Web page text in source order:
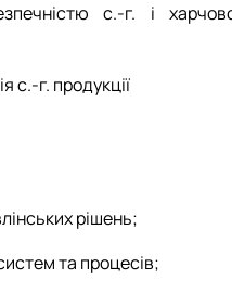
с.-г. і
с.-г. продукції
рішень;
та процесів;